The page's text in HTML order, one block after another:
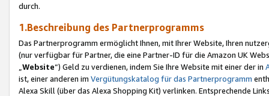
durch.
1.Beschreibung des Partnerprogramms
Das Partnerprogramm ermöglicht Ihnen, mit Ihrer Website, Ihren
(nur verfügbar für Partner, die eine Partner-ID für die Amazon UK
Website“) Geld zu verdienen, indem Sie Ihre Website mit einer der in
ist, einer anderen im Vergütungskatalog für das Partnerprogramm
Alexa Skill (über das Alexa Shopping Kit) verlinken. Entsprechende